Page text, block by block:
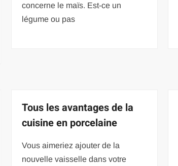
concerne le maïs. Est-ce un
légume ou pas
Tous les avantages de la
cuisine en porcelaine
Vous aimeriez ajouter de la
nouvelle vaisselle dans votre